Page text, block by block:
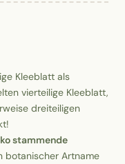
Kleeblatt als
vierteilige Kleeblatt,
dreiteiligen
stammende
botanischer Artname